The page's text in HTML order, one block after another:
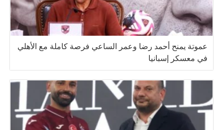
عموتة يمنح أحمد رضا وعمر الساعي فرصة كاملة مع الأهلي
في معسكر إسبانيا